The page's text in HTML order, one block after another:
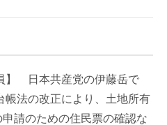
】 日本共産党の伊藤岳で
法の改正により、土地所有
請のための住民票の確認な